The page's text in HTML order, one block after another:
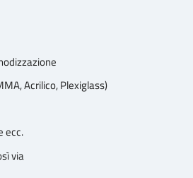
Acrilico, Plexiglass)
ecc.
via